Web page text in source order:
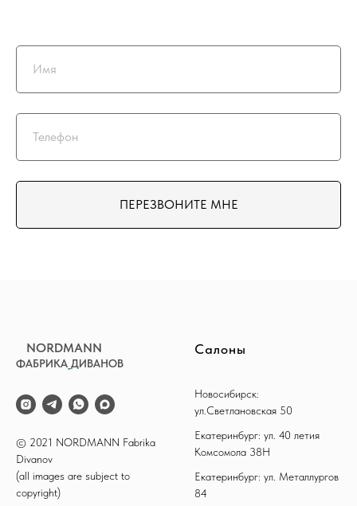
ПЕРЕЗВОНИТЕ МНЕ
NORDMANN
ФАБРИКА ДИВАНОВ
© 2021 NORDMANN Fabrika
Divanov
(all images are subject to
copyright)
Салоны
Новосибирск:
ул.Светлановская 50
Екатеринбург: ул. 40 летия
Комсомола 38Н
Екатеринбург: ул. Металлургов
84